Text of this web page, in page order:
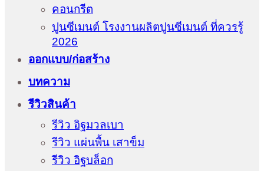
คอนกรีต
ปูนซีเมนต์ โรงงานผลิตปูนซีเมนต์ ที่ควรรู้
2026
ออกแบบ/ก่อสร้าง
บทความ
รีวิวสินค้า
รีวิว อิฐมวลเบา
รีวิว แผ่นพื้น เสาข็ม
รีวิว อิฐบล็อก